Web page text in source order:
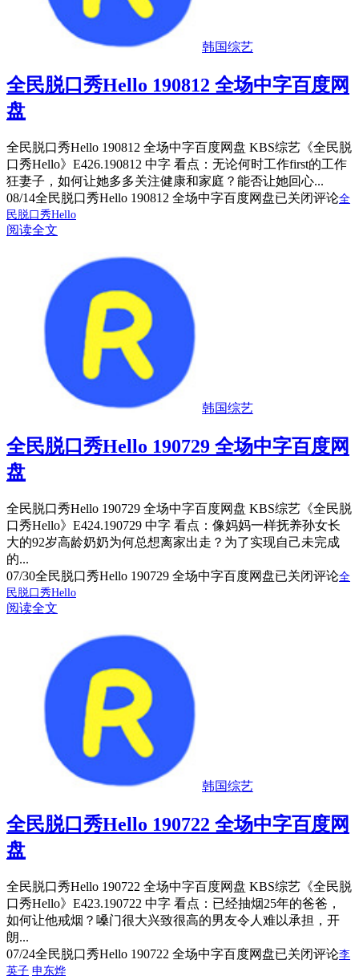
韩国综艺
全民脱口秀Hello 190812 全场中字百度网
盘
全民脱口秀Hello 190812 全场中字百度网盘 KBS综艺《全民脱
口秀Hello》E426.190812 中字 看点：无论何时工作first的工作
狂妻子，如何让她多多关注健康和家庭？能否让她回心...
08/14全民脱口秀Hello 190812 全场中字百度网盘已关闭评论全
民脱口秀Hello
阅读全文
韩国综艺
全民脱口秀Hello 190729 全场中字百度网
盘
全民脱口秀Hello 190729 全场中字百度网盘 KBS综艺《全民脱
口秀Hello》E424.190729 中字 看点：像妈妈一样抚养孙女长
大的92岁高龄奶奶为何总想离家出走？为了实现自己未完成
的...
07/30全民脱口秀Hello 190729 全场中字百度网盘已关闭评论全
民脱口秀Hello
阅读全文
韩国综艺
全民脱口秀Hello 190722 全场中字百度网
盘
全民脱口秀Hello 190722 全场中字百度网盘 KBS综艺《全民脱
口秀Hello》E423.190722 中字 看点：已经抽烟25年的爸爸，
如何让他戒烟？嗓门很大兴致很高的男友令人难以承担，开
朗...
07/24全民脱口秀Hello 190722 全场中字百度网盘已关闭评论李
英子 申东烨